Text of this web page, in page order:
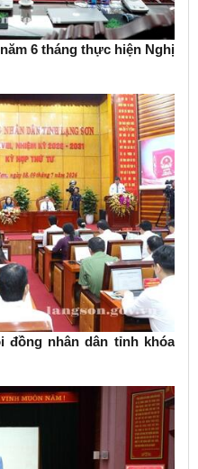
6 tháng thực hiện Nghị
nhân dân tỉnh khóa